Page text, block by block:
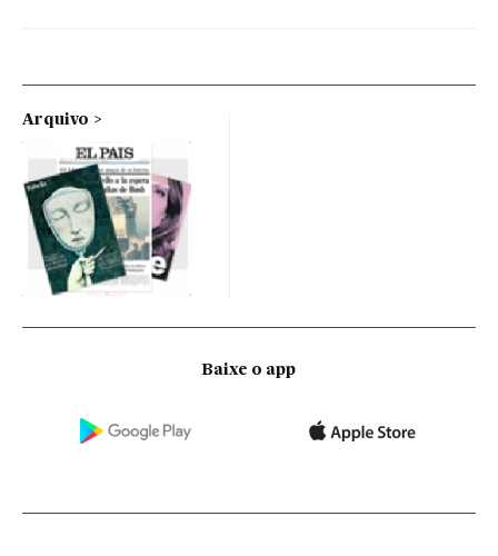
Arquivo
Baixe o app